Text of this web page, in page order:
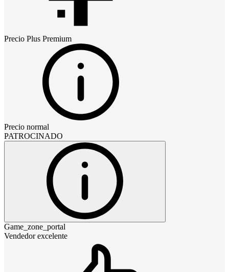
Precio Plus Premium
Precio normal
PATROCINADO
Game_zone_portal
Vendedor excelente